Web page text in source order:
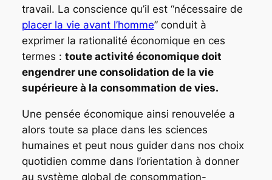
travail. La conscience qu’il est “nécessaire de
placer la vie avant l’homme”conduit à
exprimer la rationalité économique en ces
termes : toute activité économique doit
engendrer une consolidation de la vie
supérieure à la consommation de vies.
Une pensée économique ainsi renouvelée a
alors toute sa place dans les sciences
humaines et peut nous guider dans nos choix
quotidien comme dans l’orientation à donner
au système global de consommation-